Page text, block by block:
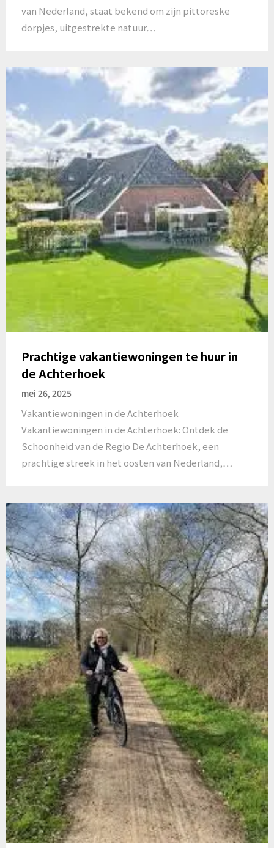
van Nederland, staat bekend om zijn pittoreske
dorpjes, uitgestrekte natuur…
Prachtige vakantiewoningen te huur in
de Achterhoek
mei 26, 2025
Vakantiewoningen in de Achterhoek
Vakantiewoningen in de Achterhoek: Ontdek de
Schoonheid van de Regio De Achterhoek, een
prachtige streek in het oosten van Nederland,…